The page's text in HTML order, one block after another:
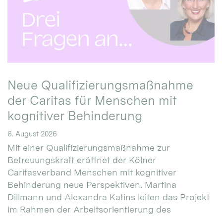
Neue Qualifizierungsmaßnahme
der Caritas für Menschen mit
kognitiver Behinderung
6. August 2026
Mit einer Qualifizierungsmaßnahme zur
Betreuungskraft eröffnet der Kölner
Caritasverband Menschen mit kognitiver
Behinderung neue Perspektiven. Martina
Dillmann und Alexandra Katins leiten das Projekt
im Rahmen der Arbeitsorientierung des